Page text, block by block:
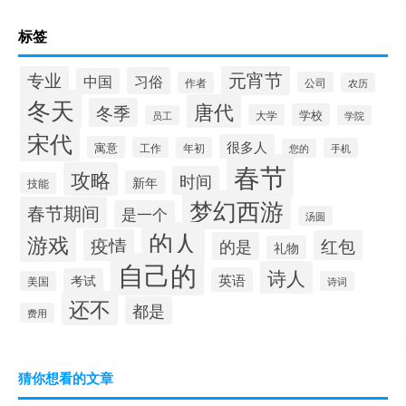
标签
专业 中国 习俗 作者 元宵节 公司 农历
冬天 冬季 员工 唐代 大学 学校 学院
宋代 寓意 工作 年初 很多人 您的 手机
技能 攻略 新年 时间 春节
春节期间 是一个 梦幻西游 汤圆
游戏 疫情 的人 的是 礼物 红包
美国 考试 自己的 英语 诗人 诗词
费用 还不 都是
猜你想看的文章